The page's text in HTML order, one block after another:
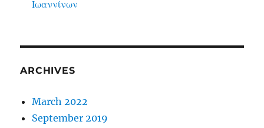
Ιωαννίνων
ARCHIVES
March 2022
September 2019